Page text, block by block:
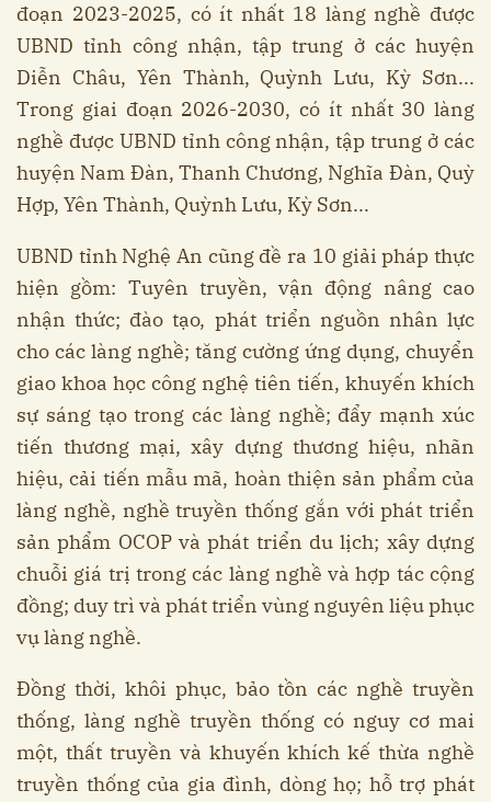
đoạn 2023-2025, có ít nhất 18 làng nghề được
UBND tỉnh công nhận, tập trung ở các huyện
Diễn Châu, Yên Thành, Quỳnh Lưu, Kỳ Sơn...
Trong giai đoạn 2026-2030, có ít nhất 30 làng
nghề được UBND tỉnh công nhận, tập trung ở các
huyện Nam Đàn, Thanh Chương, Nghĩa Đàn, Quỳ
Hợp, Yên Thành, Quỳnh Lưu, Kỳ Sơn...
UBND tỉnh Nghệ An cũng đề ra 10 giải pháp thực
hiện gồm: Tuyên truyền, vận động nâng cao
nhận thức; đào tạo, phát triển nguồn nhân lực
cho các làng nghề; tăng cường ứng dụng, chuyển
giao khoa học công nghệ tiên tiến, khuyến khích
sự sáng tạo trong các làng nghề; đẩy mạnh xúc
tiến thương mại, xây dựng thương hiệu, nhãn
hiệu, cải tiến mẫu mã, hoàn thiện sản phẩm của
làng nghề, nghề truyền thống gắn với phát triển
sản phẩm OCOP và phát triển du lịch; xây dựng
chuỗi giá trị trong các làng nghề và hợp tác cộng
đồng; duy trì và phát triển vùng nguyên liệu phục
vụ làng nghề.
Đồng thời, khôi phục, bảo tồn các nghề truyền
thống, làng nghề truyền thống có nguy cơ mai
một, thất truyền và khuyến khích kế thừa nghề
truyền thống của gia đình, dòng họ; hỗ trợ phát